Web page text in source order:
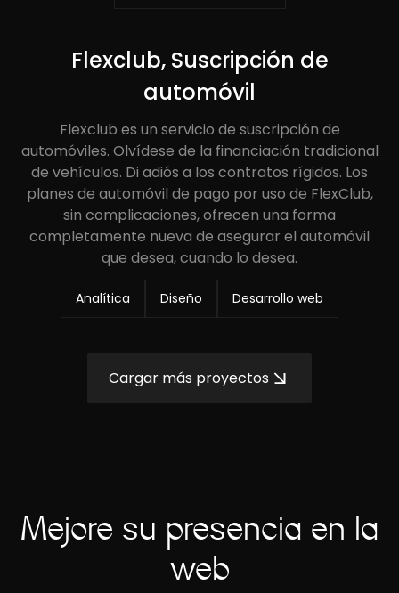
Flexclub, Suscripción de
automóvil
Flexclub es un servicio de suscripción de
automóviles. Olvídese de la financiación tradicional
de vehículos. Di adiós a los contratos rígidos. Los
planes de automóvil de pago por uso de FlexClub,
sin complicaciones, ofrecen una forma
completamente nueva de asegurar el automóvil
que desea, cuando lo desea.
Analítica Diseño Desarrollo web
Cargar más proyectos
Mejore su presencia en la
web